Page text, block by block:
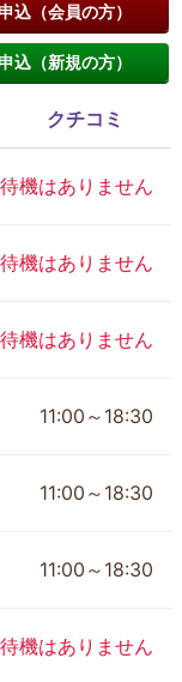
込（会員の方）
込（新規の方）
クチコミ
待機はありません
待機はありません
待機はありません
11:00～18:30
11:00～18:30
11:00～18:30
待機はありません